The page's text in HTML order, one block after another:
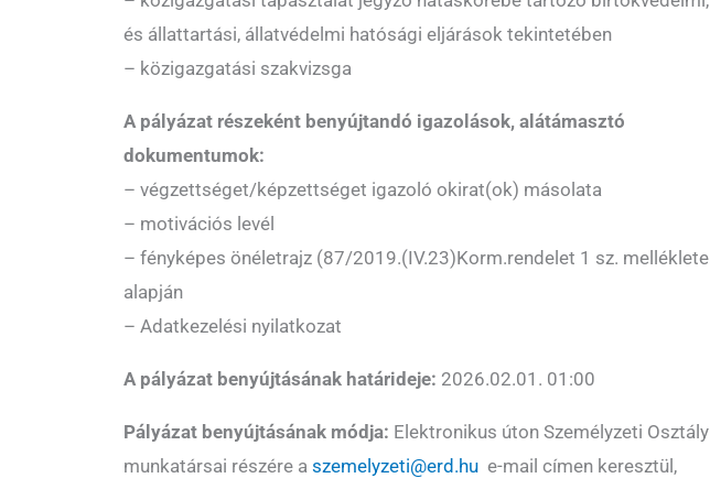
és állattartási, állatvédelmi hatósági eljárások tekintetében
– közigazgatási szakvizsga
A pályázat részeként benyújtandó igazolások, alátámasztó
dokumentumok:
– végzettséget/képzettséget igazoló okirat(ok) másolata
– motivációs levél
– fényképes önéletrajz (87/2019.(IV.23)Korm.rendelet 1 sz. melléklete
alapján
– Adatkezelési nyilatkozat
A pályázat benyújtásának határideje: 2026.02.01. 01:00
Pályázat benyújtásának módja: Elektronikus úton Személyzeti Osztály
munkatársai részére a szemelyzeti@erd.hu e-mail címen keresztül,